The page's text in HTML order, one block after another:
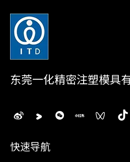
东莞一化精密注塑模具
快速导航